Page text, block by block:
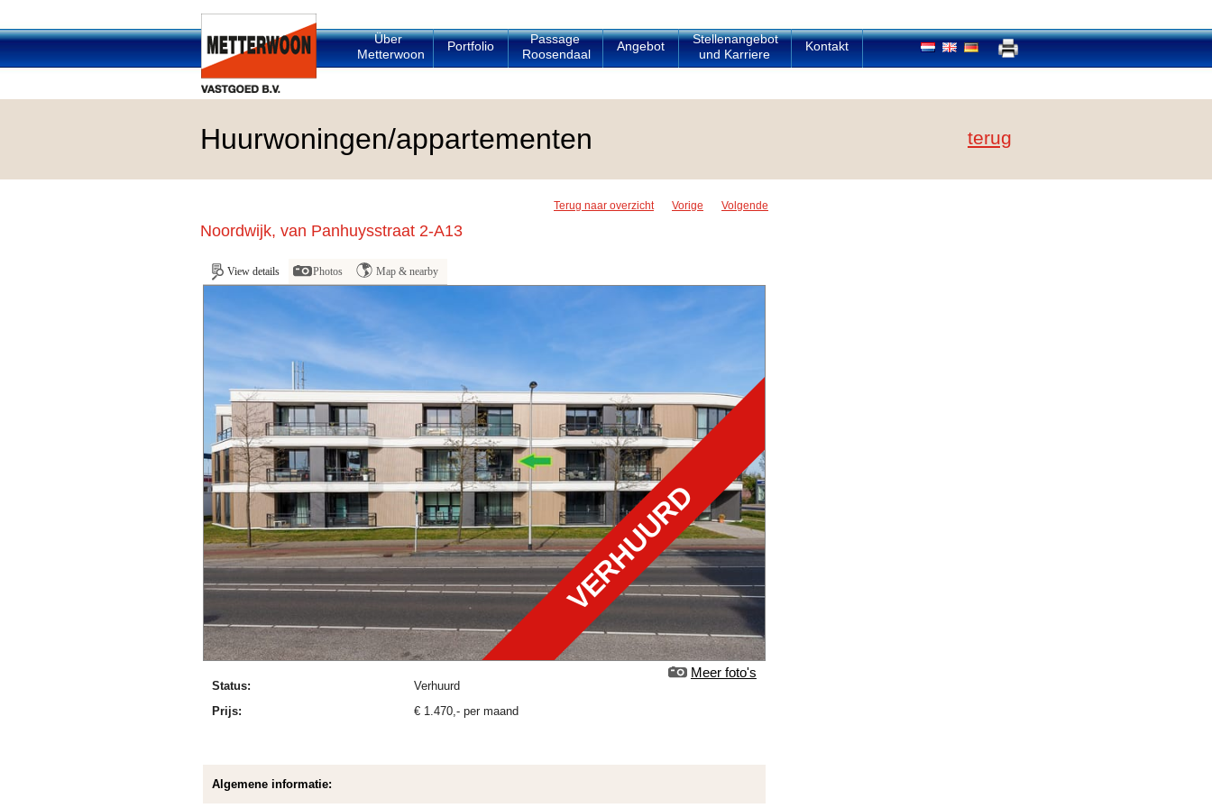
Über
Metterwoon
Portfolio
Passage
Roosendaal
Angebot
Stellenangebot
und Karriere
Kontakt
Huurwoningen/appartementen terug
Terug naar overzicht Vorige Volgende
Noordwijk, van Panhuysstraat 2-A13
View details Photos Map & nearby
VERHUURD
Meer foto's
Status:
verhuurd
Prijs:
€ 1.470 ,- per maand
Algemene informatie: